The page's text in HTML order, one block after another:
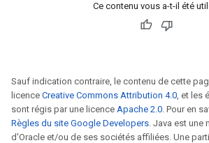
Ce contenu vous a-t-il été
Sauf indication contraire, le contenu de cette
licence Creative Commons Attribution 4.0, et les
sont régis par une licence Apache 2.0. Pour en
Règles du site Google Developers. Java est une
d'Oracle et/ou de ses sociétés affiliées. Une